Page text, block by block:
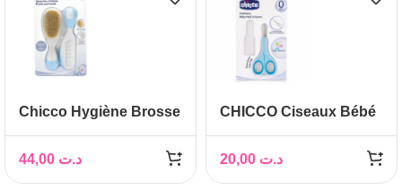
Chicco Hygiène Brosse
د.ت
CHICCO Ciseaux Bébé
د.ت